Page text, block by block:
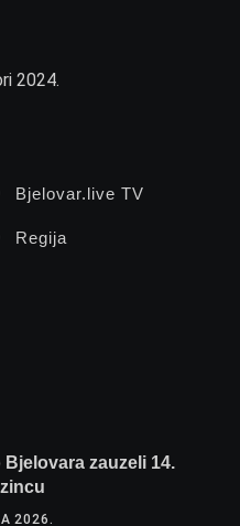
2024.
Bjelovar.live TV
Regija
zauzeli 14.
2026.